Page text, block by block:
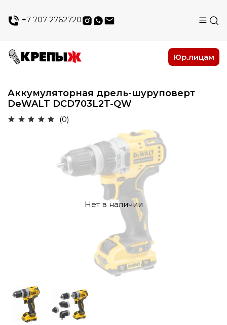
+7 707 2762720
Юр.лицам
Аккумуляторная дрель-шуруповерт
DeWALT DCD703L2T-QW
(0)
Нет в наличии